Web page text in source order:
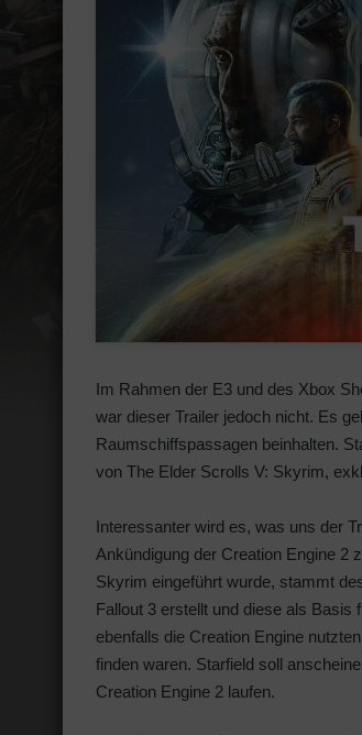
Im Rahmen der E3 und des Xbox
war dieser Trailer jedoch nicht. Es
Raumschiffspassagen beinhalten.
von The Elder Scrolls V: Skyrim,
Interessanter wird es, was uns der
Ankündigung der Creation Engine 2
Skyrim eingeführt wurde, stammt
Fallout 3 erstellt und diese als Basis
ebenfalls die Creation Engine
finden waren. Starfield soll
Creation Engine 2 laufen.